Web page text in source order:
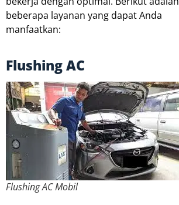
beberapa layanan yang dapat Anda
manfaatkan:
Flushing AC
Flushing AC Mobil